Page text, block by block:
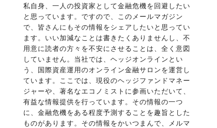
私自身、一人の投資家として金融危機を回避したい
と思っています。ですので、このメールマガジン
で、皆さんにもその情報をシェアしたいと思ってい
ます。いい加減なことは書きたくありませんし、不
用意に読者の方々を不安にさせることは、全く意図
していません。当社では、ヘッジオンラインとい
う、国際資産運用のオンライン金融サロンを運営し
ています。ここでは、現役のヘッジファンドマネー
ジャーや、著名なエコノミストに参画いただいて、
有益な情報提供を行っています。その情報の一つ
に、金融危機をある程度予測することを趣旨とした
ものがあります。その情報をかいつまんで、メルマ